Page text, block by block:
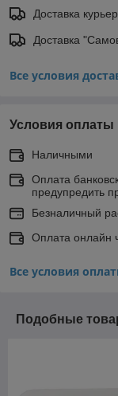
Доставка
Доставка
Все условия
Условия оплаты
Наличными
Оплата
предупредить
Безналичный
Оплата онлайн
Все условия
Подобные